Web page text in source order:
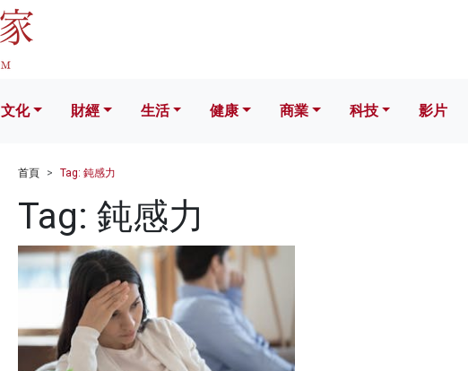
文化 財經 生活 健康 商業 科技 影片
首頁 Tag: 鈍感力
Tag: 鈍感力